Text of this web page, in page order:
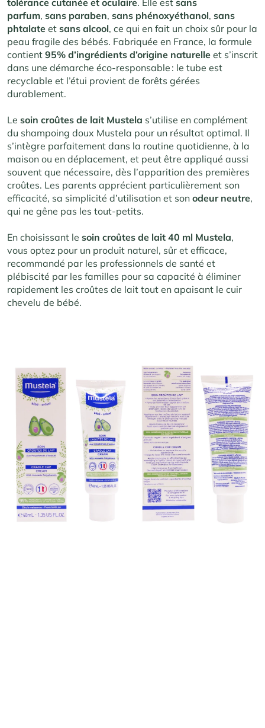
parfum, sans paraben, sans phénoxyéthanol, sans
phtalate et sans alcool, ce qui en fait un choix sûr pour la
peau fragile des bébés. Fabriquée en France, la formule
contient 95% d’ingrédients d’origine naturelle et s’inscrit
dans une démarche éco-responsable : le tube est
recyclable et l’étui provient de forêts gérées
durablement.
Le soin croûtes de lait Mustela s’utilise en complément
du shampoing doux Mustela pour un résultat optimal. Il
s’intègre parfaitement dans la routine quotidienne, à la
maison ou en déplacement, et peut être appliqué aussi
souvent que nécessaire, dès l’apparition des premières
croûtes. Les parents apprécient particulièrement son
efficacité, sa simplicité d’utilisation et son odeur neutre,
qui ne gêne pas les tout-petits.
En choisissant le soin croûtes de lait 40 ml Mustela,
vous optez pour un produit naturel, sûr et efficace,
recommandé par les professionnels de santé et
plébiscité par les familles pour sa capacité à éliminer
rapidement les croûtes de lait tout en apaisant le cuir
chevelu de bébé.